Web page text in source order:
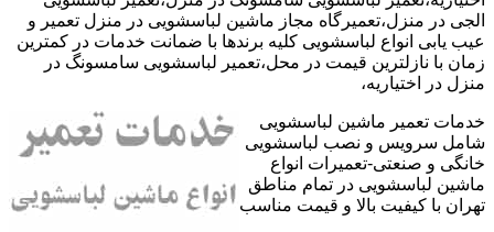
الجی در منزل،تعمیرگاه مجاز ماشین لباسشویی در منزل تعمیر و
عیب یابی انواع لباسشویی کلیه برندها با ضمانت خدمات در کمترین
زمان با نازلترین قیمت در محل،تعمیر لباسشویی سامسونگ در
منزل در اختیاریه،
خدمات تعمیر ماشین لباسشویی
شامل سرویس و نصب لباسشویی
خانگی و صنعتی-تعمیرات انواع
ماشین لباسشویی در تمام مناطق
تهران با کیفیت بالا و قیمت مناسب